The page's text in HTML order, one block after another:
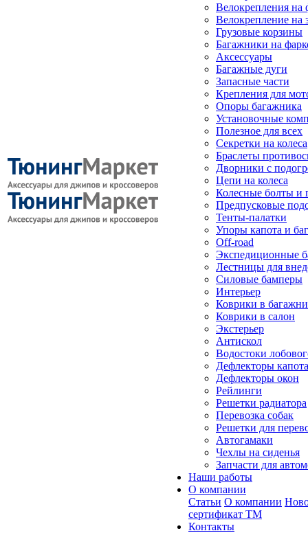
Велокрепления на
Велокрепление на
Грузовые корзины
Багажники на
Аксессуары
Багажные дуги
Запасные части
Крепления для
Опоры багажника
Установочные
Полезное для всех
Секретки на колеса
Браслеты
Дворники с
Цепи на колеса
Колесные болты и
Предпусковые
Тенты-палатки
Упоры капота и
Off-road
Экспедиционные
Лестницы для
Силовые бамперы
Интерьер
Коврики в
Коврики в салон
Экстерьер
Антискол
Водостоки
Дефлекторы капота
Дефлекторы окон
Рейлинги
Решетки радиатора
Перевозка собак
Решетки для
Автогамаки
Чехлы на сиденья
Запчасти для
Наши работы
О компании
Статьи О компании
сертификат ТМ
Контакты